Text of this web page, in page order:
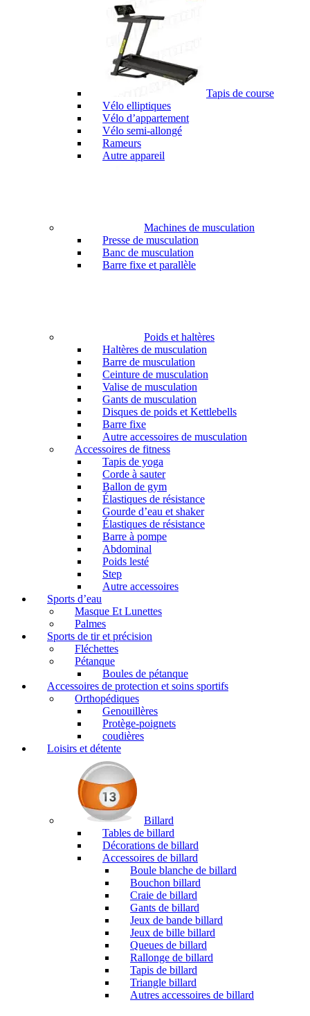
Tapis de course
Vélo elliptiques
Vélo d’appartement
Vélo semi-allongé
Rameurs
Autre appareil
Machines de musculation
Presse de musculation
Banc de musculation
Barre fixe et parallèle
Poids et haltères
Haltères de musculation
Barre de musculation
Ceinture de musculation
Valise de musculation
Gants de musculation
Disques de poids et Kettlebells
Barre fixe
Autre accessoires de musculation
Accessoires de fitness
Tapis de yoga
Corde à sauter
Ballon de gym
Élastiques de résistance
Gourde d’eau et shaker
Élastiques de résistance
Barre à pompe
Abdominal
Poids lesté
Step
Autre accessoires
Sports d’eau
Masque Et Lunettes
Palmes
Sports de tir et précision
Fléchettes
Pétanque
Boules de pétanque
Accessoires de protection et soins sportifs
Orthopédiques
Genouillères
Protège-poignets
coudières
Loisirs et détente
Billard
Tables de billard
Décorations de billard
Accessoires de billard
Boule blanche de billard
Bouchon billard
Craie de billard
Gants de billard
Jeux de bande billard
Jeux de bille billard
Queues de billard
Rallonge de billard
Tapis de billard
Triangle billard
Autres accessoires de billard